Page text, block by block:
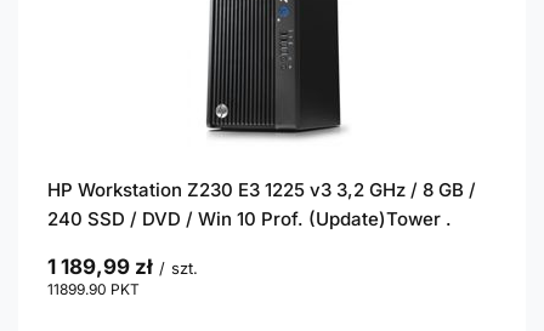
HP Workstation Z230 E3 1225 v3 3,2 GHz / 8 GB /
240 SSD / DVD / Win 10 Prof. (Update)Tower .
1 189,99 zł / szt.
11899.90 PKT